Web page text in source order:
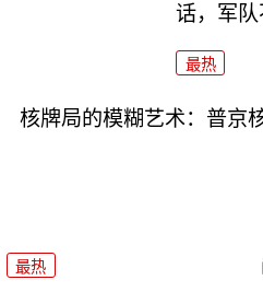
话，军
最热
核牌局的模糊艺术：普京
最热